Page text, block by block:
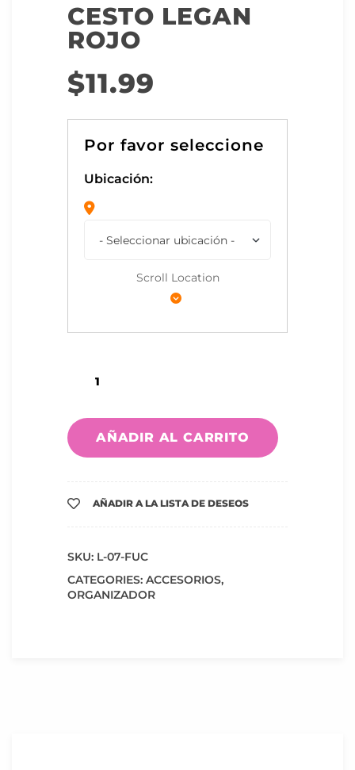
CESTO LEGAN
ROJO
$11.99
Ubicación:
Scroll Location
AÑADIR AL CARRITO
AÑADIR A LA LISTA DE DESEOS
SKU: L-07-FUC
CATEGORIES: ACCESORIOS,
ORGANIZADOR